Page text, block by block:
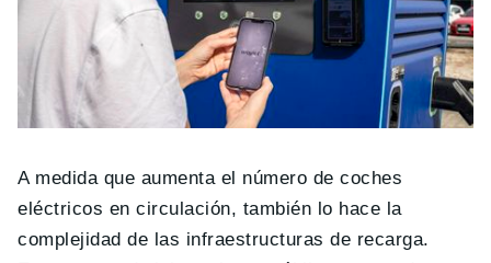
A medida que aumenta el número de coches
eléctricos en circulación, también lo hace la
complejidad de las infraestructuras de recarga.